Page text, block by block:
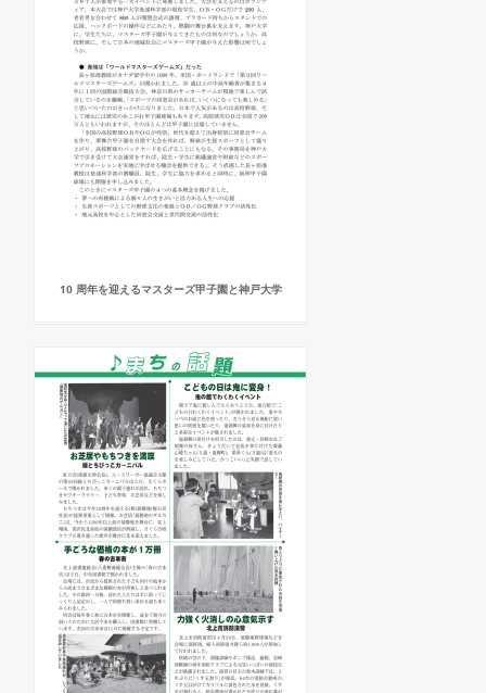
10 周年を迎えるマスターズ甲子園と神戸大学